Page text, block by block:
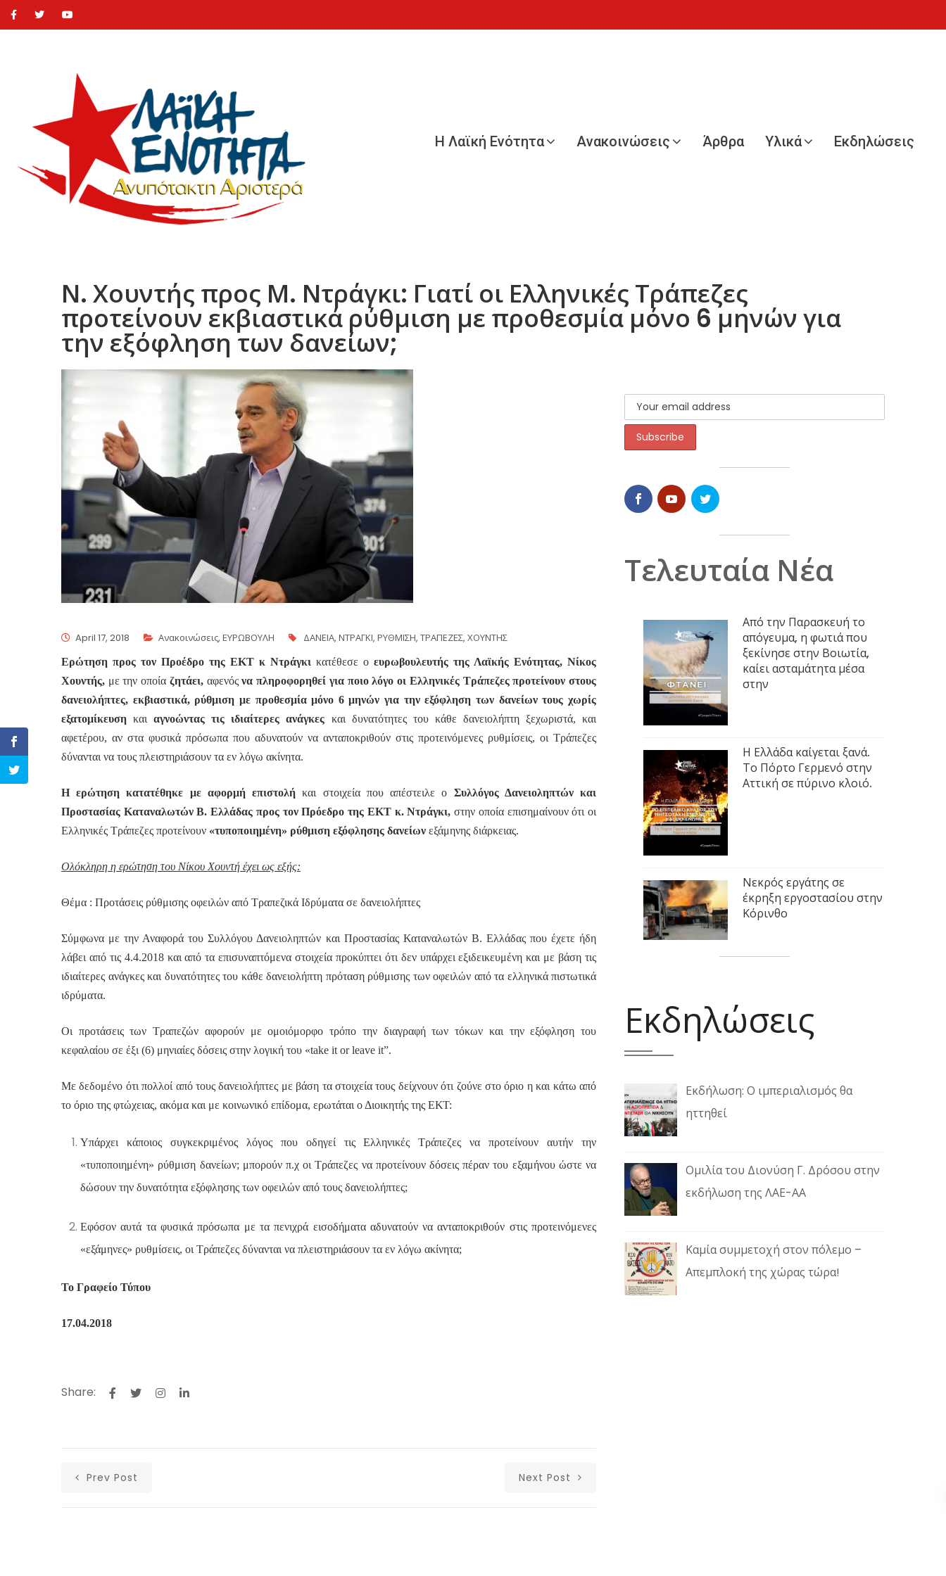
Η Λαϊκή Ενότητα Ανακοινώσεις Άρθρα Υλικά Εκδηλώσεις
Ν. Χουντής προς Μ. Ντράγκι: Γιατί οι Ελληνικές Τράπεζες
προτείνουν εκβιαστικά ρύθμιση με προθεσμία μόνο 6 μηνών για
την εξόφληση των δανείων;
April 17, 2018 Ανακοινώσεις, ΕΥΡΩΒΟΥΛΗ ΔΑΝΕΙΑ, ΝΤΡΑΓΚΙ, ΡΥΘΜΙΣΗ, ΤΡΑΠΕΖΕΣ, ΧΟΥΝΤΗΣ
Ερώτηση προς τον Προέδρο της ΕΚΤ κ Ντράγκι κατέθεσε ο ευρωβουλευτής της Λαϊκής Ενότητας, Νίκος
Χουντής, με την οποία ζητάει, αφενόςνα πληροφορηθεί για ποιο λόγο οι Ελληνικές Τράπεζες προτείνουν στους
δανειολήπτες, εκβιαστικά, ρύθμιση με προθεσμία μόνο 6 μηνών για την εξόφληση των δανείων τους χωρίς
εξατομίκευση καιαγνοώντας τις ιδιαίτερες ανάγκες και δυνατότητες του κάθε δανειολήπτη ξεχωριστά, και
αφετέρου, αν στα φυσικά πρόσωπα που αδυνατούν να ανταποκριθούν στις προτεινόμενες ρυθμίσεις, οι Τράπεζες
δύνανται να τους πλειστηριάσουν τα εν λόγω ακίνητα.
Η ερώτηση κατατέθηκε με αφορμή επιστολή και στοιχεία που απέστειλε ο Συλλόγος Δανειοληπτών και
Προστασίας Καταναλωτών Β. Ελλάδας προς τον Πρόεδρο της ΕΚΤ κ. Ντράγκι, στην οποία επισημαίνουν ότι οι
Ελληνικές Τράπεζες προτείνουν «τυποποιημένη» ρύθμιση εξόφλησης δανείων εξάμηνης διάρκειας.
Ολόκληρη η ερώτηση του Νίκου Χουντή έχει ως εξής:
Θέμα : Προτάσεις ρύθμισης οφειλών από Τραπεζικά Ιδρύματα σε δανειολήπτες
Σύμφωνα με την Αναφορά του Συλλόγου Δανειοληπτών και Προστασίας Καταναλωτών Β. Ελλάδας που έχετε ήδη
λάβει από τις 4.4.2018 και από τα επισυναπτόμενα στοιχεία προκύπτει ότι δεν υπάρχει εξιδεικευμένη και με βάση τις
ιδιαίτερες ανάγκες και δυνατότητες του κάθε δανειολήπτη πρόταση ρύθμισης των οφειλών από τα ελληνικά πιστωτικά
ιδρύματα.
Οι προτάσεις των Τραπεζών αφορούν με ομοιόμορφο τρόπο την διαγραφή των τόκων και την εξόφληση του
κεφαλαίου σε έξι (6) μηνιαίες δόσεις στην λογική του «take it or leave it”.
Με δεδομένο ότι πολλοί από τους δανειολήπτες με βάση τα στοιχεία τους δείχνουν ότι ζούνε στο όριο η και κάτω από
το όριο της φτώχειας, ακόμα και με κοινωνικό επίδομα, ερωτάται ο Διοικητής της ΕΚΤ:
Υπάρχει κάποιος συγκεκριμένος λόγος που οδηγεί τις Ελληνικές Τράπεζες να προτείνουν αυτήν την
«τυποποιημένη» ρύθμιση δανείων; μπορούν π.χ οι Τράπεζες να προτείνουν δόσεις πέραν του εξαμήνου ώστε να
δώσουν την δυνατότητα εξόφλησης των οφειλών από τους δανειολήπτες;
Εφόσον αυτά τα φυσικά πρόσωπα με τα πενιχρά εισοδήματα αδυνατούν να ανταποκριθούν στις προτεινόμενες
«εξάμηνες» ρυθμίσεις, οι Τράπεζες δύνανται να πλειστηριάσουν τα εν λόγω ακίνητα;
Το Γραφείο Τύπου
17.04.2018
Share:
Prev Post Next Post
Τελευταία Νέα
Από την Παρασκευή το
απόγευμα, η φωτιά που
ξεκίνησε στην Βοιωτία,
καίει ασταμάτητα μέσα
στην
Η Ελλάδα καίγεται ξανά.
Το Πόρτο Γερμενό στην
Αττική σε πύρινο κλοιό.
Νεκρός εργάτης σε
έκρηξη εργοστασίου στην
Κόρινθο
Εκδηλώσεις
Εκδήλωση: Ο ιμπεριαλισμός θα
ηττηθεί
Ομιλία του Διονύση Γ. Δρόσου στην
εκδήλωση της ΛΑΕ-ΑΑ
Καμία συμμετοχή στον πόλεμο –
Απεμπλοκή της χώρας τώρα!